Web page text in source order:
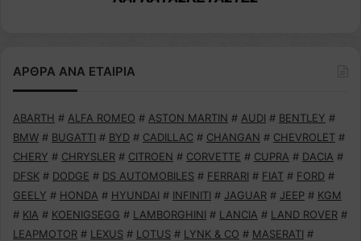
ΑΡΘΡΑ ΑΝΑ ΕΤΑΙΡΙΑ
ABARTH # ALFA ROMEO # ASTON MARTIN # AUDI # BENTLEY #
BMW # BUGATTI # BYD # CADILLAC # CHANGAN # CHEVROLET #
CHERY # CHRYSLER # CITROEN # CORVETTE # CUPRA # DACIA #
DFSK # DODGE # DS AUTOMOBILES # FERRARI # FIAT # FORD #
GEELY # HONDA # HYUNDAI # INFINITI # JAGUAR # JEEP # KGM
# KIA # KOENIGSEGG # LAMBORGHINI # LANCIA # LAND ROVER #
LEAPMOTOR # LEXUS # LOTUS # LYNK & CO # MASERATI #